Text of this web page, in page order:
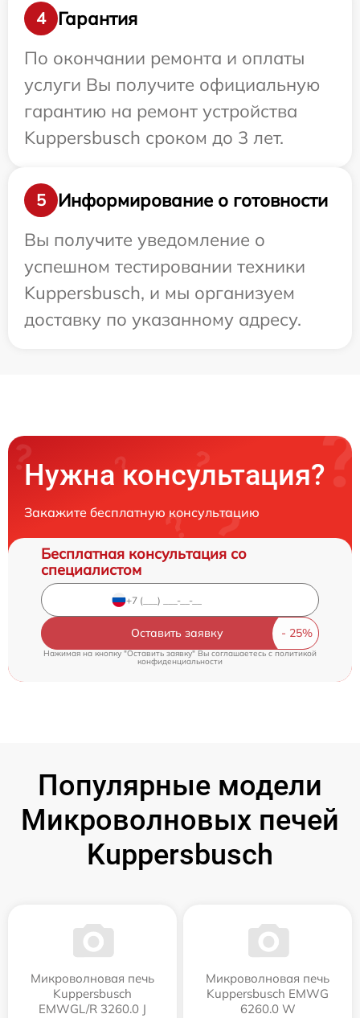
4
Гарантия
По окончании ремонта и оплаты
услуги Вы получите официальную
гарантию на ремонт устройства
Kuppersbusch сроком до 3 лет.
5
Информирование о готовности
Вы получите уведомление о
успешном тестировании техники
Kuppersbusch, и мы организуем
доставку по указанному адресу.
Нужна консультация?
Закажите бесплатную консультацию
Бесплатная консультация со
специалистом
Оставить заявку
Нажимая на кнопку "Оставить заявку" Вы соглашаетесь c политикой
конфиденциальности
Популярные модели
Микроволновых печей
Kuppersbusch
Микроволновая печь
Kuppersbusch
EMWGL/R 3260.0 J
Микроволновая печь
Kuppersbusch EMWG
6260.0 W